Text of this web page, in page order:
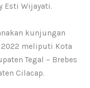
Esti Wijayati.
kunjungan
meliputi Kota
Tegal – Brebes
Cilacap.